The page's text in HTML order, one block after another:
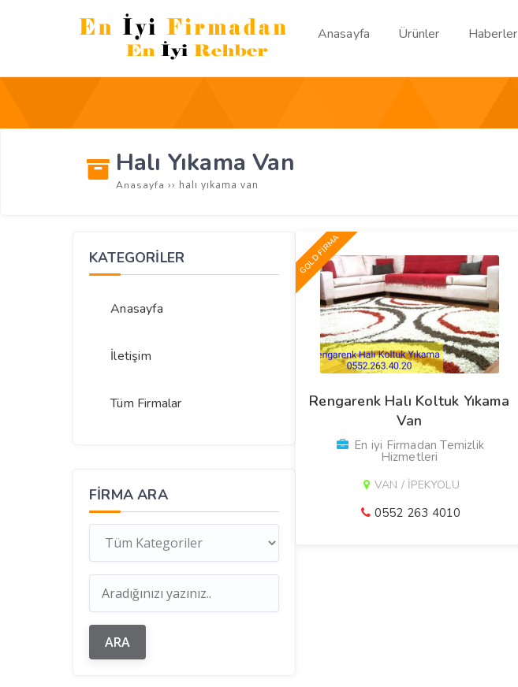
Anasayfa Ürünler Haberler
Halı Yıkama Van
Anasayfa ›› halı yıkama van
KATEGORİLER
Anasayfa
İletişim
Tüm Firmalar
FIRMA ARA
GOLD FİRMA
Rengarenk Halı Koltuk Yıkama
Van
En iyi Firmadan Temizlik
Hizmetleri
VAN / İPEKYOLU
0552 263 4010